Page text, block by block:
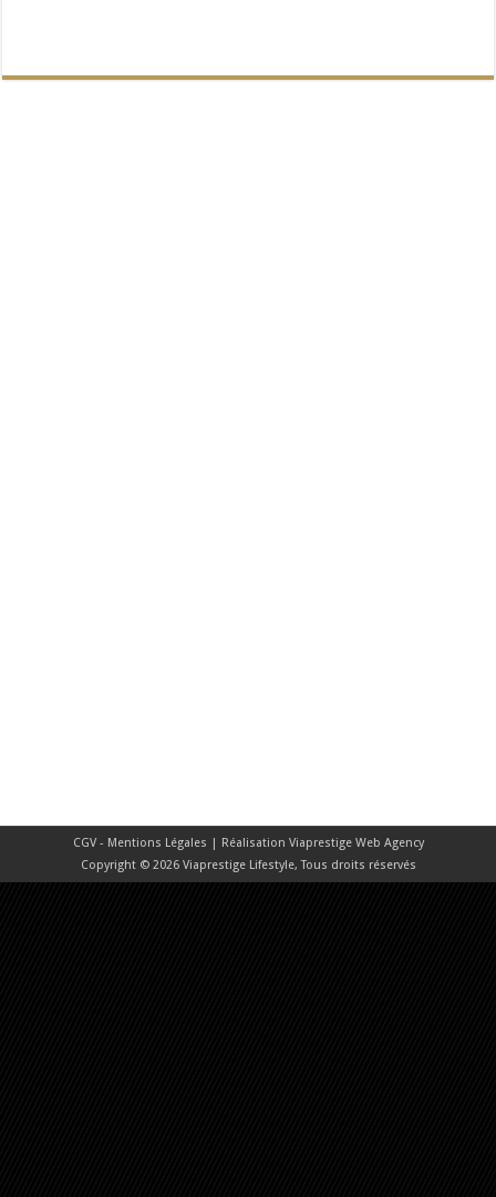
CGV - Mentions Légales | Réalisation Viaprestige Web Agency
Copyright © 2026 Viaprestige Lifestyle, Tous droits réservés